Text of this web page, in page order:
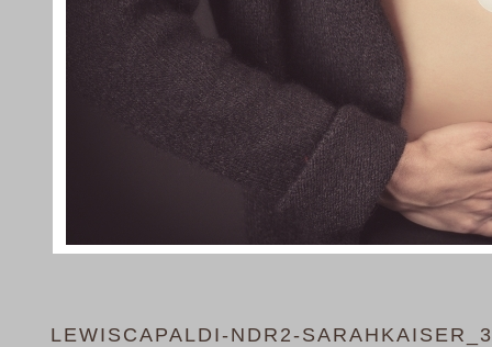
LEWISCAPALDI-NDR2-